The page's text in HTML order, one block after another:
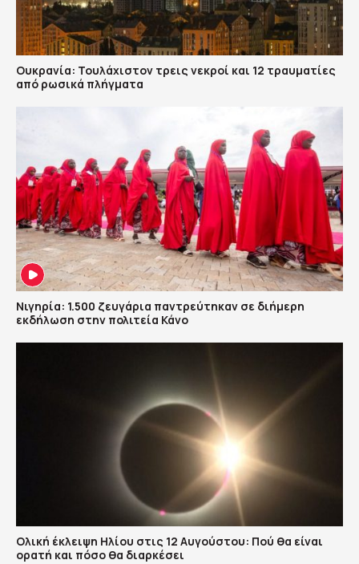
Ουκρανία: Τουλάχιστον τρεις νεκροί και 12 τραυματίες
από ρωσικά πλήγματα
Νιγηρία: 1.500 ζευγάρια παντρεύτηκαν σε διήμερη
εκδήλωση στην πολιτεία Κάνο
Ολική έκλειψη Ηλίου στις 12 Αυγούστου: Πού θα είναι
ορατή και πόσο θα διαρκέσει